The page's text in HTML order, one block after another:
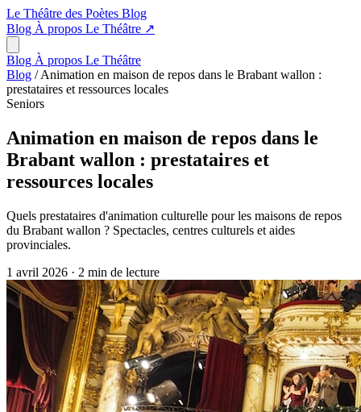
Le Théâtre des Poètes Blog
Blog À propos Le Théâtre ↗
Blog À propos Le Théâtre
Blog / Animation en maison de repos dans le Brabant wallon :
prestataires et ressources locales
Seniors
Animation en maison de repos dans le
Brabant wallon : prestataires et
ressources locales
Quels prestataires d'animation culturelle pour les maisons de repos
du Brabant wallon ? Spectacles, centres culturels et aides
provinciales.
1 avril 2026 · 2 min de lecture